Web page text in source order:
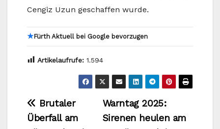
Cengiz Uzun geschaffen wurde.
★Fürth Aktuell bei Google bevorzugen
Artikelaufrufe: 1.594
Beitragsnavigation
Warntag 2025:
Sirenen heulen am
Brutaler
Überfall am